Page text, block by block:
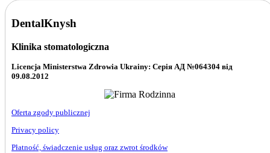
DentalKnysh
Klinika stomatologiczna
Licencja Ministerstwa Zdrowia Ukrainy: Серія АД №064304 від
09.08.2012
Oferta zgody publicznej
Privacy policy
Płatność, świadczenie usług oraz zwrot środków